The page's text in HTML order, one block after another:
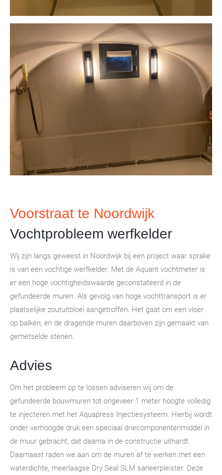
Voorstraat te Noordwijk
Vochtprobleem werfkelder
Wij zijn langs geweest in Noordwijk bij een project waar sprake
is van een vochtige werfkelder. Met de Aquant vochtmeter is
er een hoge vochtigheidswaarde geconstateerd in de
gefundeerde muren. Als gevolg van hoge vochttransport is er
plaatselijke zoutuitbloei aangetroffen. Het gaat om een vloer
op balken, en de dragende muren daarboven zijn gemaakt van
gemetselde stenen.
Advies
Om het probleem op te lossen adviseren wij om de
gefundeerde bouwmuren tot ongeveer 1 meter hoogte volledig
te injecteren met het Aquapress Injectiesysteem. Hierbij wordt
onder verhoogde druk een speciaal driecomponentenmiddel in
de muur gebracht, dat daarna in de constructie uithardt.
Daarnaast raden we aan om de muren af te werken met een
waterdichte, meerlaagse Dry Seal SLM saneerpleister. Deze